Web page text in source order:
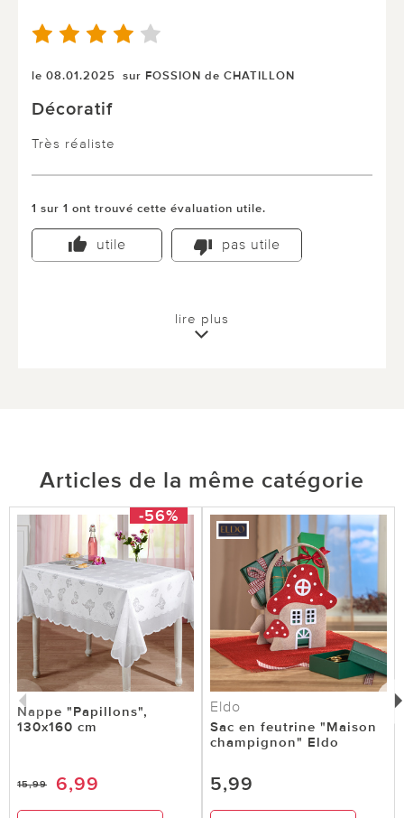
le 08.01.2025 sur FOSSION de CHATILLON
Décoratif
Très réaliste
1 sur 1 ont trouvé cette évaluation utile.
utile pas utile
lire plus
Articles de la même catégorie
-56%
Nappe "Papillons",
130x160 cm
15,99 6,99
Eldo
Sac en feutrine "Maison
champignon" Eldo
5,99